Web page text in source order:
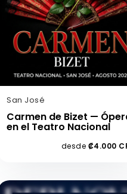
San José
Carmen de Bizet —
en el Teatro Nacional
desde ₡4.000